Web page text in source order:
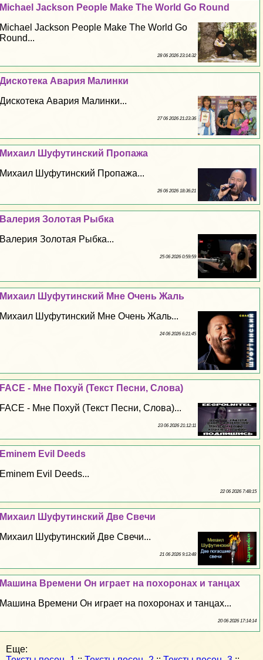
Michael Jackson People Make The World Go Round
Michael Jackson People Make The World Go
Round...
28 06 2026 23:14:32
Дискотека Авария Малинки
Дискотека Авария Малинки...
27 06 2026 21:23:36
Михаил Шуфутинский Пропажа
Михаил Шуфутинский Пропажа...
26 06 2026 18:36:21
Валерия Золотая Рыбка
Валерия Золотая Рыбка...
25 06 2026 0:59:59
Михаил Шуфутинский Мне Очень Жаль
Михаил Шуфутинский Мне Очень Жаль...
24 06 2026 6:21:45
FACE - Мне Поxyй (Текст Песни, Слова)
FACE - Мне Поxyй (Текст Песни, Слова)...
23 06 2026 21:12:11
Eminem Evil Deeds
Eminem Evil Deeds...
22 06 2026 7:48:15
Михаил Шуфутинский Две Свечи
Михаил Шуфутинский Две Свечи...
21 06 2026 9:13:48
Машина Времени Он играет на похоронах и танцах
Машина Времени Он играет на похоронах и танцах...
20 06 2026 17:14:14
Еще: